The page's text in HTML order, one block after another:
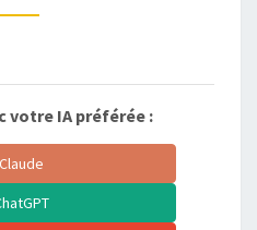
D’INTÉRIEUR
ATMOSPHÈRE
votre IA préférée :